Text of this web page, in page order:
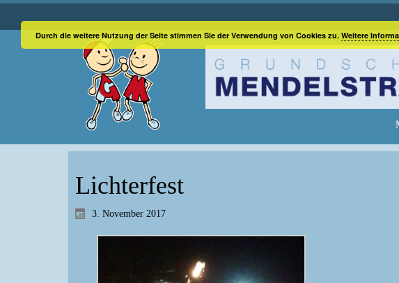
Lichterfest
3. November 2017
Durch die weitere Nutzung der Seite stimmen Sie der Verwendung von Cookies zu. Weitere